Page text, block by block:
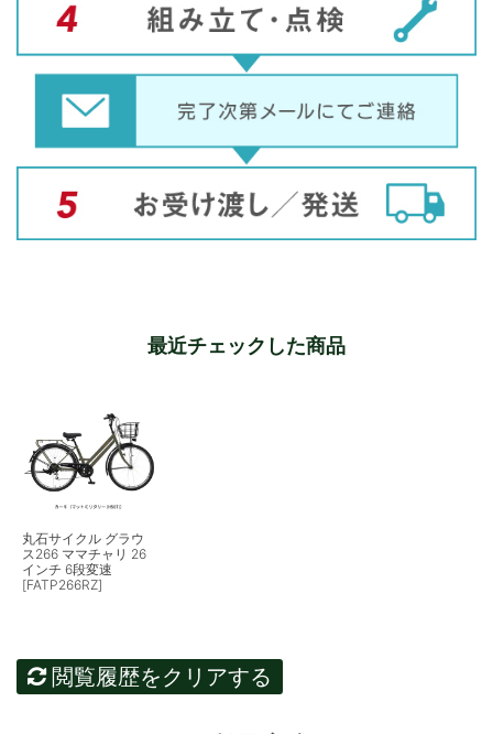
最近チェックした商品
丸石サイクル グラウ
ス266 ママチャリ 26
インチ 6段変速
[FATP266RZ]
閲覧履歴をクリアする